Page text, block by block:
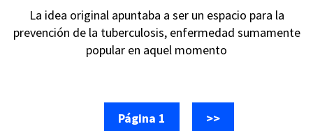
La idea original apuntaba a ser un espacio para la
prevención de la tuberculosis, enfermedad sumamente
popular en aquel momento
Página 1 >>